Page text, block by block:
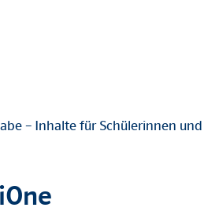
– Inhalte für Schülerinnen und